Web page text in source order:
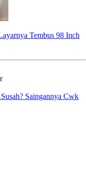
Tembus 98 Inch
Saingannya Cwk